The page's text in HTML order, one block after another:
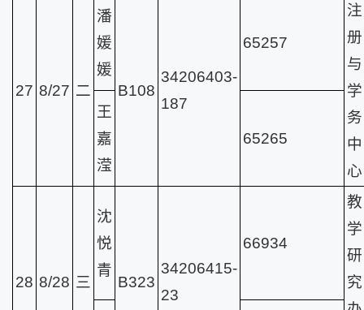
27 8/27 二
潘
媛
媛
B108
34206403-
187
65257
注
册
与
学
务
中
心
王
嘉
滢
65265
28 8/28 三
沈
悦
青
B323
34206415-
23
66934
教
学
研
究